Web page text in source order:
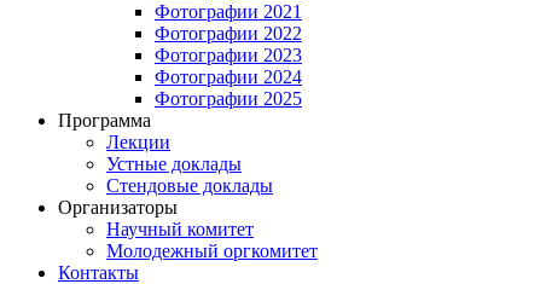
Фотографии 2021
Фотографии 2022
Фотографии 2023
Фотографии 2024
Фотографии 2025
Программа
Лекции
Устные доклады
Стендовые доклады
Организаторы
Научный комитет
Молодежный оргкомитет
Контакты